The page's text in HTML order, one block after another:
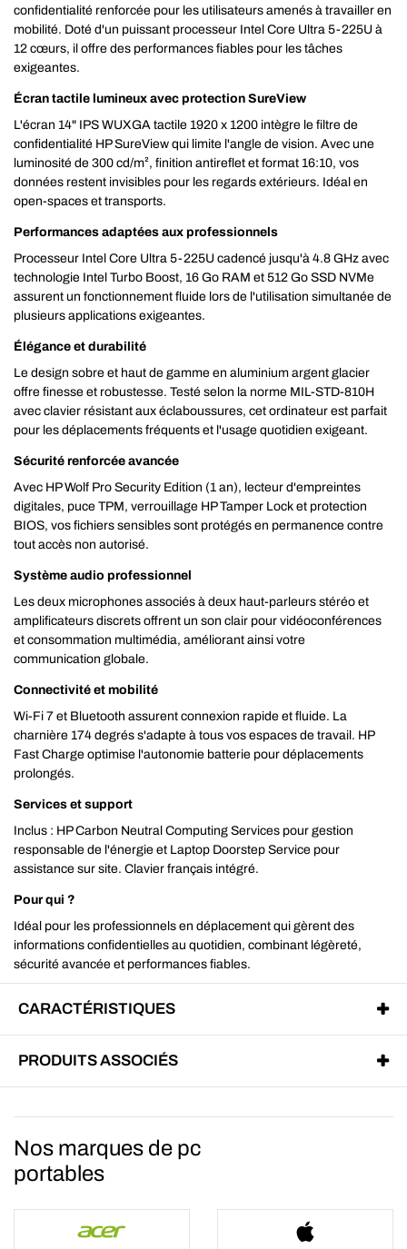
confidentialité renforcée pour les utilisateurs amenés à travailler en
mobilité. Doté d'un puissant processeur Intel Core Ultra 5-225U à
12 cœurs, il offre des performances fiables pour les tâches
exigeantes.
Écran tactile lumineux avec protection SureView
L'écran 14" IPS WUXGA tactile 1920 x 1200 intègre le filtre de
confidentialité HP SureView qui limite l'angle de vision. Avec une
luminosité de 300 cd/m², finition antireflet et format 16:10, vos
données restent invisibles pour les regards extérieurs. Idéal en
open-spaces et transports.
Performances adaptées aux professionnels
Processeur Intel Core Ultra 5-225U cadencé jusqu'à 4.8 GHz avec
technologie Intel Turbo Boost, 16 Go RAM et 512 Go SSD NVMe
assurent un fonctionnement fluide lors de l'utilisation simultanée de
plusieurs applications exigeantes.
Élégance et durabilité
Le design sobre et haut de gamme en aluminium argent glacier
offre finesse et robustesse. Testé selon la norme MIL-STD-810H
avec clavier résistant aux éclaboussures, cet ordinateur est parfait
pour les déplacements fréquents et l'usage quotidien exigeant.
Sécurité renforcée avancée
Avec HP Wolf Pro Security Edition (1 an), lecteur d'empreintes
digitales, puce TPM, verrouillage HP Tamper Lock et protection
BIOS, vos fichiers sensibles sont protégés en permanence contre
tout accès non autorisé.
Système audio professionnel
Les deux microphones associés à deux haut-parleurs stéréo et
amplificateurs discrets offrent un son clair pour vidéoconférences
et consommation multimédia, améliorant ainsi votre
communication globale.
Connectivité et mobilité
Wi-Fi 7 et Bluetooth assurent connexion rapide et fluide. La
charnière 174 degrés s'adapte à tous vos espaces de travail. HP
Fast Charge optimise l'autonomie batterie pour déplacements
prolongés.
Services et support
Inclus : HP Carbon Neutral Computing Services pour gestion
responsable de l'énergie et Laptop Doorstep Service pour
assistance sur site. Clavier français intégré.
Pour qui ?
Idéal pour les professionnels en déplacement qui gèrent des
informations confidentielles au quotidien, combinant légèreté,
sécurité avancée et performances fiables.
CARACTÉRISTIQUES
PRODUITS ASSOCIÉS
Nos marques de pc
portables